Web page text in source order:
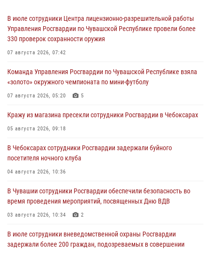
В июле сотрудники Центра лицензионно-разрешительной работы
Управления Росгвардии по Чувашской Республике провели более
330 проверок сохранности оружия
07 августа 2026, 07:42
Команда Управления Росгвардии по Чувашской Республике взяла
«золото» окружного чемпионата по мини-футболу
07 августа 2026, 05:20 5
Кражу из магазина пресекли сотрудники Росгвардии в Чебоксарах
05 августа 2026, 09:18
В Чебоксарах сотрудники Росгвардии задержали буйного
посетителя ночного клуба
04 августа 2026, 10:36
В Чувашии сотрудники Росгвардии обеспечили безопасность во
время проведения мероприятий, посвященных Дню ВДВ
03 августа 2026, 10:34 2
В июле сотрудники вневедомственной охраны Росгвардии
задержали более 200 граждан, подозреваемых в совершении